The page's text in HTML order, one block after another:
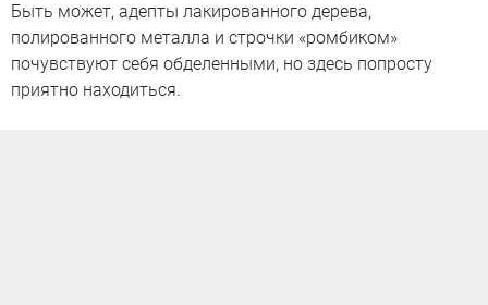
Быть может, адепты лакированного дерева,
полированного металла и строчки «ромбиком»
почувствуют себя обделенными, но здесь попросту
приятно находиться.